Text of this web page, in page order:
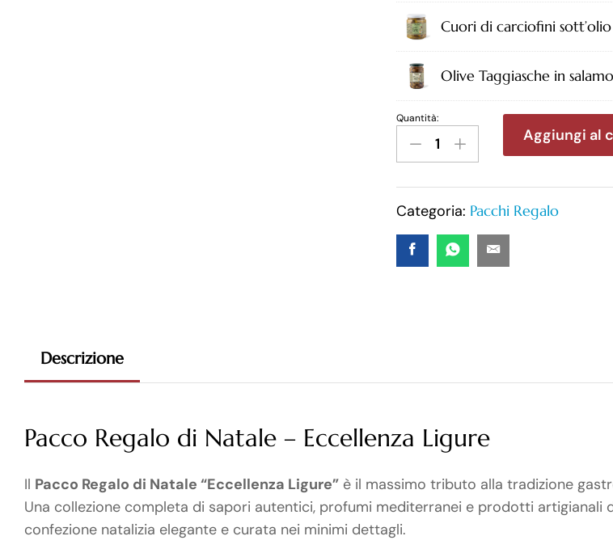
Cuori di carciofini sott’olio
Olive Taggiasche in
Quantità:
Aggiungi al
Categoria: Pacchi Regalo
Descrizione
Pacco Regalo di Natale – Eccellenza Ligure
Il Pacco Regalo di Natale “Eccellenza Ligure” è il massimo tributo alla tradizione
Una collezione completa di sapori autentici, profumi mediterranei e prodotti artigianali
confezione natalizia elegante e curata nei minimi dettagli.